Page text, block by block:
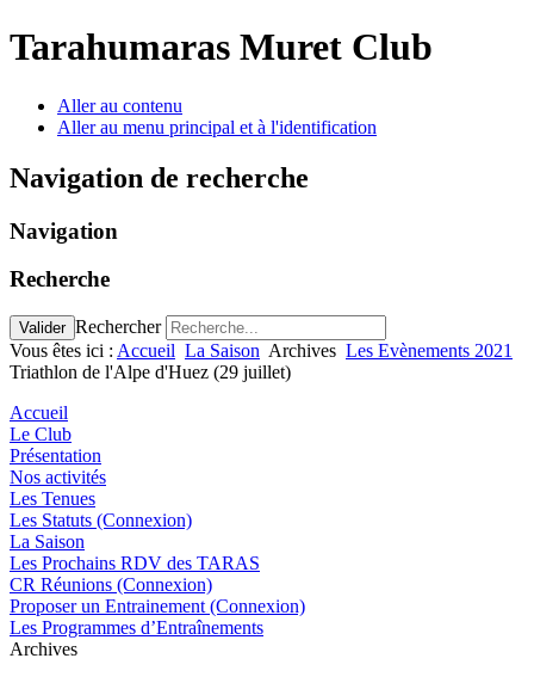
Tarahumaras Muret Club
Aller au contenu
Aller au menu principal et à l'identification
Navigation de recherche
Navigation
Recherche
Valider Rechercher
Vous êtes ici : Accueil La Saison Archives Les Evènements 2021
Triathlon de l'Alpe d'Huez (29 juillet)
Accueil
Le Club
Présentation
Nos activités
Les Tenues
Les Statuts (Connexion)
La Saison
Les Prochains RDV des TARAS
CR Réunions (Connexion)
Proposer un Entrainement (Connexion)
Les Programmes d’Entraînements
Archives